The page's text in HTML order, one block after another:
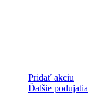
Pridať akciu
Ďalšie podujatia